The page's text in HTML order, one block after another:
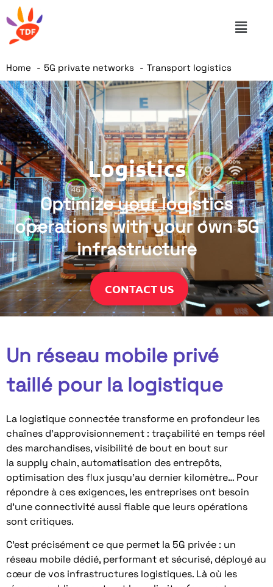
Home 5G private networks Transport logistics
Logistics
Optimize your logistics
operations with your own 5G
infrastructure
CONTACT US
Un réseau mobile privé
taillé pour la logistique
La logistique connectée transforme en profondeur les
chaînes d’approvisionnement : traçabilité en temps réel
des marchandises, visibilité de bout en bout sur
la supply chain, automatisation des entrepôts,
optimisation des flux jusqu’au dernier kilomètre… Pour
répondre à ces exigences, les entreprises ont besoin
d’une connectivité aussi fiable que leurs opérations
sont critiques.
C’est précisément ce que permet la 5G privée : un
réseau mobile dédié, performant et sécurisé, déployé au
cœur de vos infrastructures logistiques. Là où les